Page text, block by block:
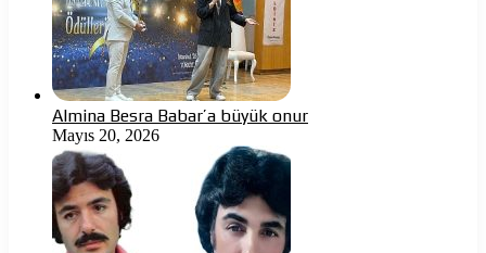
Almina Besra Babar’a büyük onur
Mayıs 20, 2026